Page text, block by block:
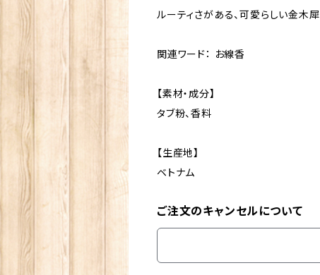
ルーティさがある、可愛らしい金木
関連ワード： お線香
【素材・成分】
タブ粉、香料
【生産地】
ベトナム
ご注文のキャンセルについて